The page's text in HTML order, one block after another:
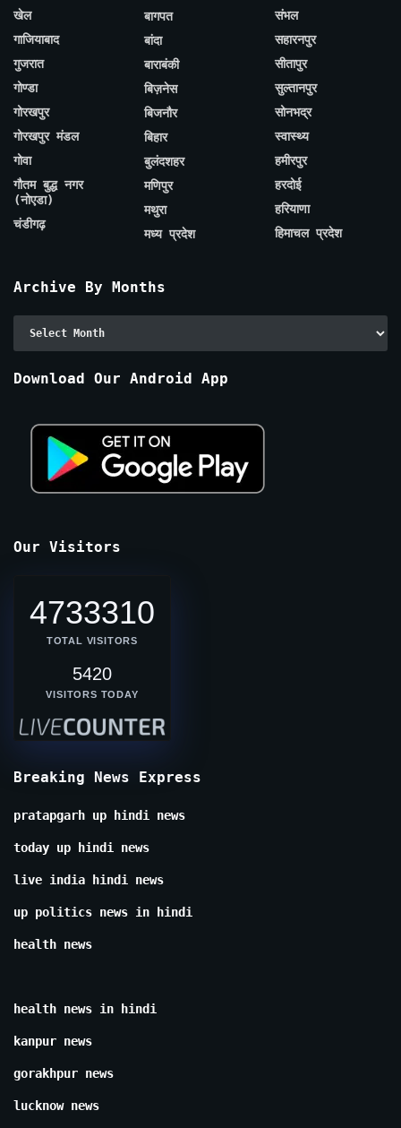
खेल
गाजियाबाद
गुजरात
गोण्डा
गोरखपुर
गोरखपुर मंडल
गोवा
गौतम बुद्ध नगर
(नोएडा)
चंडीगढ़
बागपत
बांदा
बाराबंकी
बिज़नेस
बिजनौर
बिहार
बुलंदशहर
मणिपुर
मथुरा
मध्य प्रदेश
संभल
सहारनपुर
सीतापुर
सुल्तानपुर
सोनभद्र
स्वास्थ्य
हमीरपुर
हरदोई
हरियाणा
हिमाचल प्रदेश
Archive By Months
Download Our Android App
Our Visitors
4733310
TOTAL VISITORS
5420
VISITORS TODAY
Breaking News Express
pratapgarh up hindi news
today up hindi news
live india hindi news
up politics news in hindi
health news
health news in hindi
kanpur news
gorakhpur news
lucknow news